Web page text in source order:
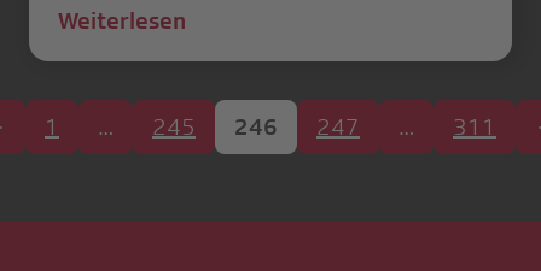
Weiterlesen
1 … 245 246 247 … 311